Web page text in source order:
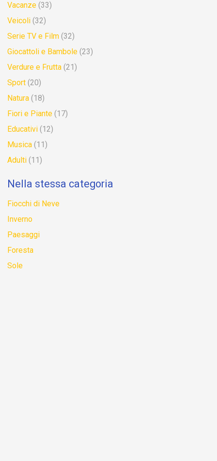
Vacanze (33)
Veicoli (32)
Serie TV e Film (32)
Giocattoli e Bambole (23)
Verdure e Frutta (21)
Sport (20)
Natura (18)
Fiori e Piante (17)
Educativi (12)
Musica (11)
Adulti (11)
Nella stessa categoria
Fiocchi di Neve
Inverno
Paesaggi
Foresta
Sole